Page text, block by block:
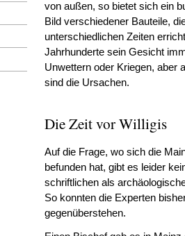
von außen, so bietet sich ein
Bild verschiedener Bauteile,
unterschiedlichen Zeiten
Jahrhunderte sein Gesicht
Unwettern oder Kriegen, aber
sind die Ursachen.
Die Zeit vor Willigis
Auf die Frage, wo sich die
befunden hat, gibt es leider
schriftlichen als
So konnten die Experten
gegenüberstehen.